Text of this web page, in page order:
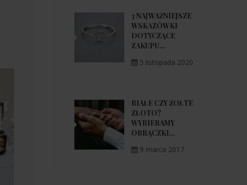
3 NAJWAŻNIEJSZE
WSKAZÓWKI
DOTYCZĄCE
ZAKUPU...
5 listopada 2020
BIAŁE CZY ŻÓŁTE
ZŁOTO?
WYBIERAMY
OBRĄCZKI...
9 marca 2017